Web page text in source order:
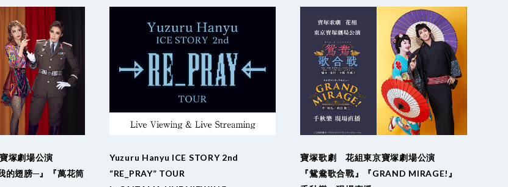
塚劇場公演
的翅膀─』『萬花筒
Yuzuru Hanyu ICE STORY 2nd
“RE_PRAY” TOUR
寶塚歌劇 花組東京寶塚劇場公演
『鴛鴦歌合戰』『GRAND MIRAGE!』